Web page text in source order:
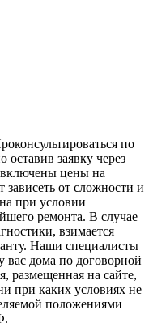
по
заявку через
цены на
зависеть от сложности и
при условии
ремонта. В случае
взимается
Наши специалисты
вас дома по договорной
размещенная на сайте,
при каких условиях не
положениями